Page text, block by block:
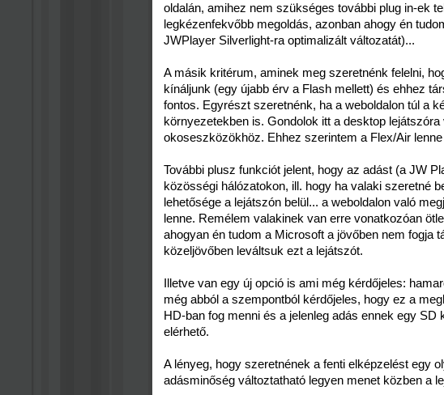
oldalán, amihez nem szükséges további plug in-ek
legkézenfekvőbb megoldás, azonban ahogy én
JWPlayer Silverlight-ra optimalizált változatát)...
A másik kritérum, aminek meg szeretnénk felelni,
kínáljunk (egy újabb érv a Flash mellett) és ehhez
fontos. Egyrészt szeretnénk, ha a weboldalon túl a
környezetekben is. Gondolok itt a desktop
okoseszközökhöz. Ehhez szerintem a Flex/Air
További plusz funkciót jelent, hogy az adást (a JW
közösségi hálózatokon, ill. hogy ha valaki szeretné
lehetősége a lejátszón belül... a weboldalon való
lenne. Remélem valakinek van erre vonatkozóan
ahogyan én tudom a Microsoft a jövőben nem fogja
közeljövőben leváltsuk ezt a lejátszót.
Illetve van egy új opció is ami még kérdőjeles:
még abból a szempontból kérdőjeles, hogy ez a
HD-ban fog menni és a jelenleg adás ennek egy
elérhető.
A lényeg, hogy szeretnének a fenti elképzelést egy
adásminőség változtatható legyen menet közben a